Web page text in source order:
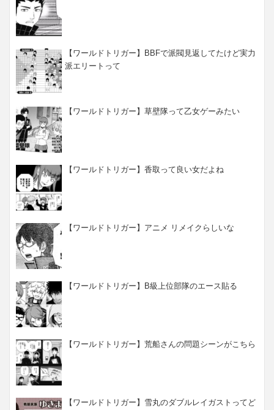
【ワールドトリガー】BBFで派閥見返してたけど実力
派エリートって
【ワールドトリガー】草壁隊って乙女ゲーみたい
【ワールドトリガー】香取って良い女だよね
【ワールドトリガー】アニメ リメイクらしいな
【ワールドトリガー】B級上位部隊のエース貼る
【ワールドトリガー】荒船さんの問題シーンがこちら
【ワールドトリガー】雪丸のダブルレイガストってど